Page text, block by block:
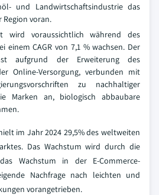
und Landwirtschaftsindustrie das
voran.
wird voraussichtlich während des
einem CAGR von 7,1 % wachsen. Der
aufgrund der Erweiterung des
Online-Versorgung, verbunden mit
zu nachhaltiger
Marken an, biologisch abbaubare
im Jahr 2024 29,5% des weltweiten
Das Wachstum wird durch die
Wachstum in der E-Commerce-
Nachfrage nach leichten und
vorangetrieben.